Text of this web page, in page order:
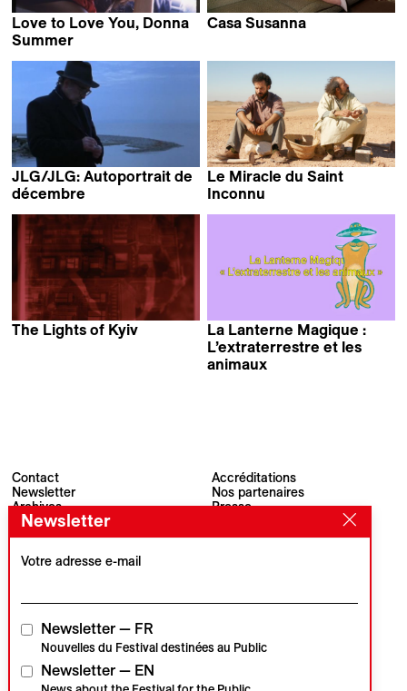
Love to Love You, Donna
Summer
Brooklyn Sudano
Casa Susanna
JLG/JLG: Autoportrait de
décembre
Le Miracle du Saint
Inconnu
The Lights of Kyiv
La Lanterne Magique :
L’extraterrestre et les
animaux
Contact
Newsletter
Archives
Accréditations
Nos partenaires
Presse
Visions du Réel
CH–1260 Nyon
Partenaires institutionnels
Newsletter
Votre adresse e-mail
Newsletter — FR
Nouvelles du Festival destinées au Public
Newsletter — EN